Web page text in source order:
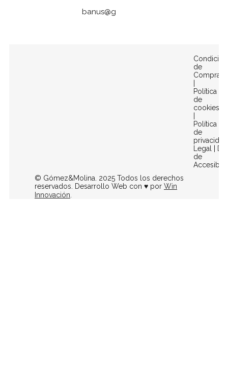
banus@gomezymolina.com
de
Compra
|
Política
de
cookies
|
Política
de
privacidad
Legal |
de
© Gómez&Molina. 2025 Todos los derechos
reservados. Desarrollo Web con ♥ por Win
Innovación